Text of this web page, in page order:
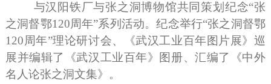
与汉阳铁厂与张之洞博物馆共同策划纪念“张
之洞督鄂120周年”系列活动。纪念举行“张之洞督鄂
120周年”理论研讨会、《武汉工业百年图片展》巡
展并编辑了《武汉工业百年》图册、汇编了《中外
名人论张之洞文集》。